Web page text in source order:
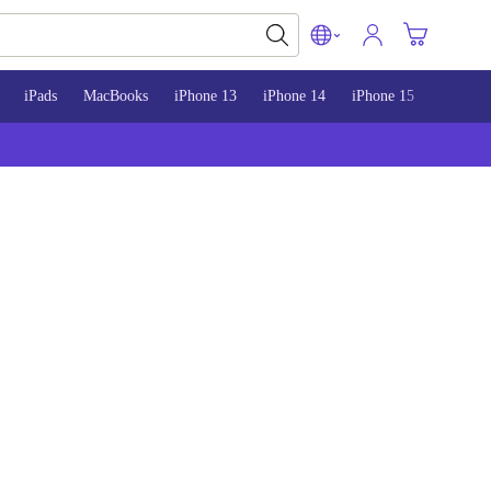
iPads MacBooks iPhone 13 iPhone 14 iPhone 15